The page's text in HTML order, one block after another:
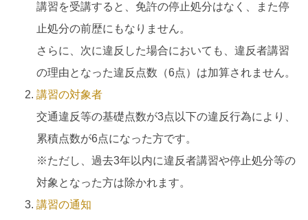
講習を受講すると、免許の停止処分はなく、また停
止処分の前歴にもなりません。
さらに、次に違反した場合においても、違反者講習
の理由となった違反点数（6点）は加算されません。
講習の対象者
交通違反等の基礎点数が3点以下の違反行為により、
累積点数が6点になった方です。
※ただし、過去3年以内に違反者講習や停止処分等の
対象となった方は除かれます。
講習の通知